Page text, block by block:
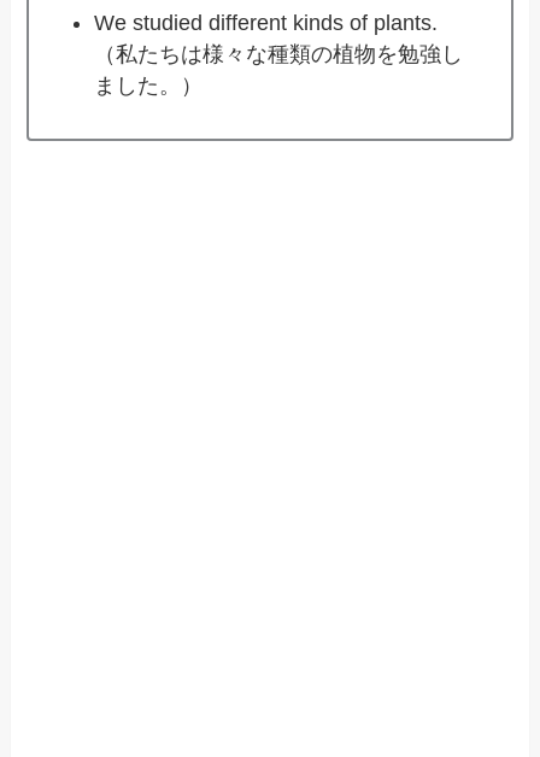
We studied different kinds of plants.
（私たちは様々な種類の植物を勉強し
ました。）